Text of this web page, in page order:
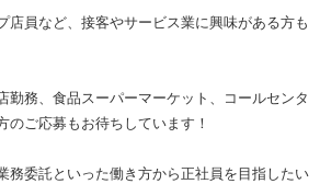
店員など、接客やサービス業に興味がある方も
勤務、食品スーパーマーケット、コールセンタ
のご応募もお待ちしています！
務委託といった働き方から正社員を目指したい